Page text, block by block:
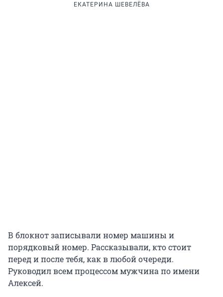
ЕКАТЕРИНА ШЕВЕЛЁВА
В блокнот записывали номер машины и
порядковый номер. Рассказывали, кто стоит
перед и после тебя, как в любой очереди.
Руководил всем процессом мужчина по имени
Алексей.